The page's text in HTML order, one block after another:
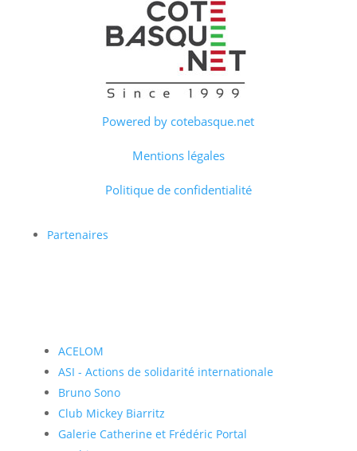
Powered by cotebasque.net
Mentions légales
Politique de confidentialité
Partenaires
ACELOM
ASI - Actions de solidarité internationale
Bruno Sono
Club Mickey Biarritz
Galerie Catherine et Frédéric Portal